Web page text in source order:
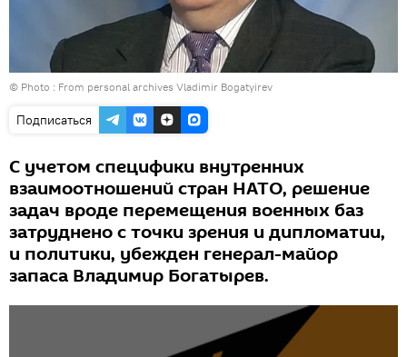
© Photo : From personal archives Vladimir Bogatyirev
Подписаться
С учетом специфики внутренних
взаимоотношений стран НАТО, решение
задач вроде перемещения военных баз
затруднено с точки зрения и дипломатии,
и политики, убежден генерал-майор
запаса Владимир Богатырев.